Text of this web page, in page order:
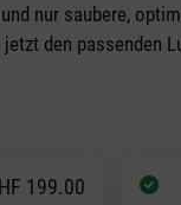
nur saubere,
jetzt den passenden
199.00